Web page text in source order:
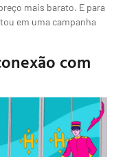
mais barato. E para
em uma campanha
com